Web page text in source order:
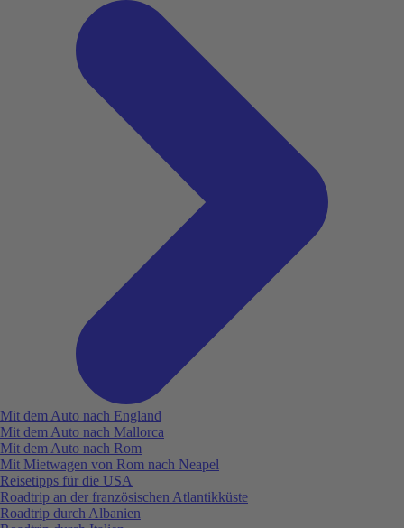
Mit dem Auto nach England
Mit dem Auto nach Mallorca
Mit dem Auto nach Rom
Mit Mietwagen von Rom nach Neapel
Reisetipps für die USA
Roadtrip an der französischen Atlantikküste
Roadtrip durch Albanien